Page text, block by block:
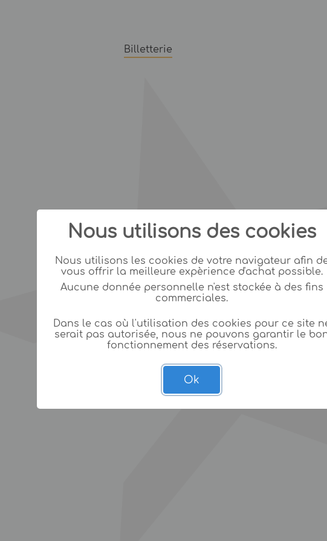
Billetterie
Nous utilisons des cookies
Nous utilisons les cookies de votre navigateur afin
vous offrir la meilleure expèrience d'achat possible.
Aucune donnée personnelle n'est stockée à des fins
commerciales.
Dans le cas où l'utilisation des cookies pour ce site
serait pas autorisée, nous ne pouvons garantir le
fonctionnement des réservations.
Ok